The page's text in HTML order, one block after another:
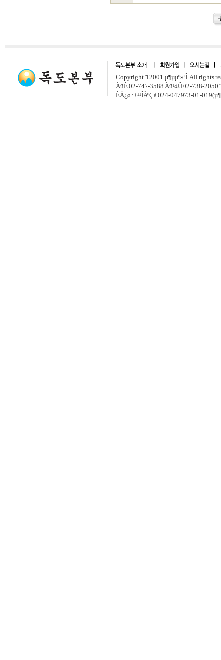
Copyright ¨Ï 2001.µ¶µµº»ºÎ. All rights
ÀüÈ­ 02-747-3588 Àü¼Û 02-738-2050
ÈÄ¿ø :±¹¹ÎÀºÇà 024-047973-01-